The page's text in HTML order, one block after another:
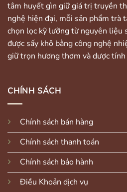
tâm huyết gìn giữ giá trị truyền
nghệ hiện đại, mỗi sản phẩm trà
chọn lọc kỹ lưỡng từ nguyên liệu
được sấy khô bằng công nghệ
giữ trọn hương thơm và dược tính
CHÍNH SÁCH
Chính sách bán hàng
Chính sách thanh toán
Chính sách bảo hành
Điều Khoản dịch vụ